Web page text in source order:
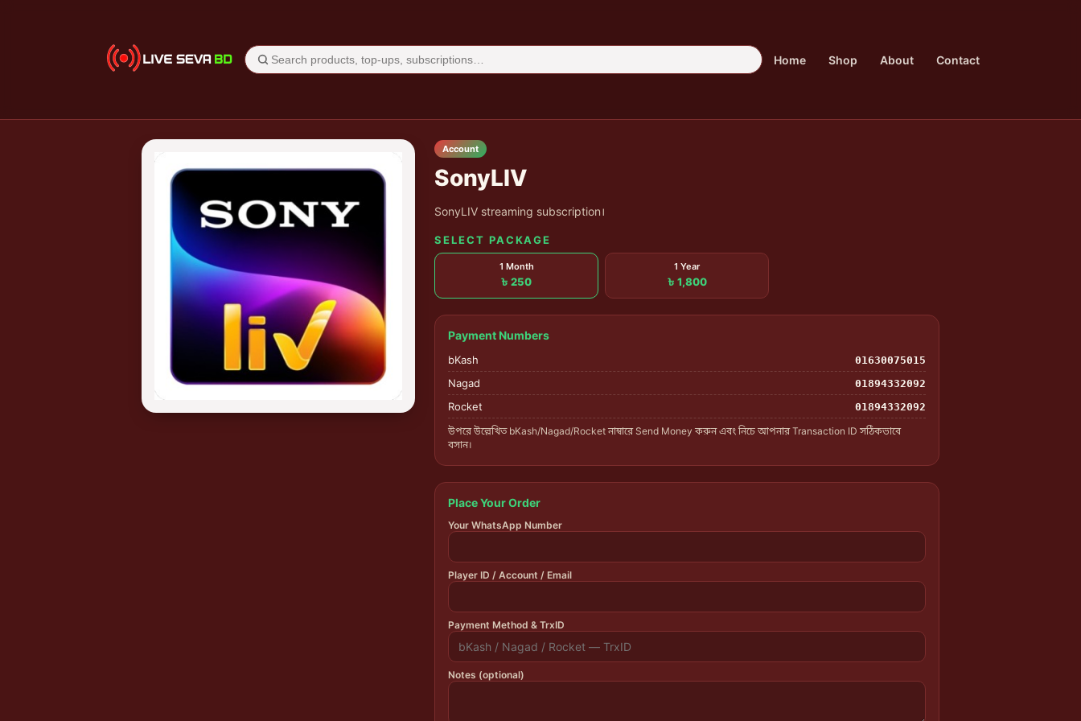
Home Shop About Contact
Account
SonyLIV
SonyLIV streaming subscription।
SELECT PACKAGE
1 Month
৳ 250
1 Year
৳ 1,800
Payment Numbers
bKash 01630075015
Nagad 01894332092
Rocket 01894332092
উপরে উল্লেখিত bKash/Nagad/Rocket নাম্বারে Send Money করুন এবং নিচে আপনার Transaction ID সঠিকভাবে
বসান।
Place Your Order
Your WhatsApp Number
Player ID / Account / Email
Payment Method & TrxID
Notes (optional)